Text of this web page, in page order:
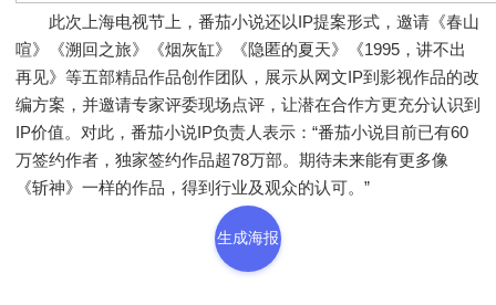
此次上海电视节上，番茄小说还以IP提案形式，邀请《春山
喧》《溯回之旅》《烟灰缸》《隐匿的夏天》《1995，讲不出
再见》等五部精品作品创作团队，展示从网文IP到影视作品的改
编方案，并邀请专家评委现场点评，让潜在合作方更充分认识到
IP价值。对此，番茄小说IP负责人表示：“番茄小说目前已有60
万签约作者，独家签约作品超78万部。期待未来能有更多像
《斩神》一样的作品，得到行业及观众的认可。”
生成海报